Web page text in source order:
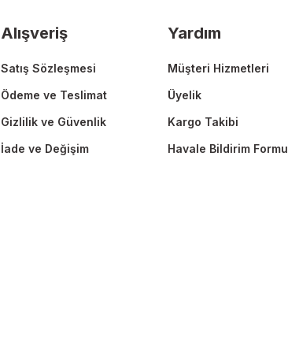
Gönder
Alışveriş
Satış Sözleşmesi
Ödeme ve Teslimat
Gizlilik ve Güvenlik
İade ve Değişim
Yardım
Müşteri Hizmetleri
Üyelik
Kargo Takibi
Havale Bildirim Formu